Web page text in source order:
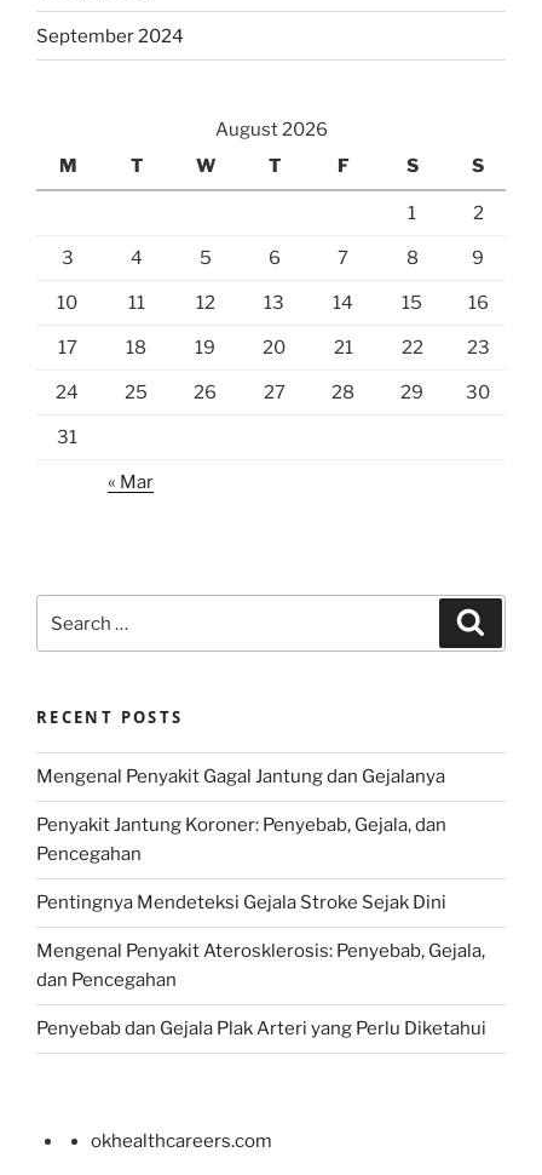
September 2024
August 2026
M
T W T F S S
1 2
3 4 5 6 7 8 9
10 11 12 13 14 15 16
17 18 19 20 21 22 23
24 25 26 27 28 29 30
31
« Mar
for:
RECENT POSTS
Mengenal Penyakit Gagal Jantung dan Gejalanya
Penyakit Jantung Koroner: Penyebab, Gejala, dan
Pencegahan
Pentingnya Mendeteksi Gejala Stroke Sejak Dini
Mengenal Penyakit Aterosklerosis: Penyebab, Gejala,
dan Pencegahan
Penyebab dan Gejala Plak Arteri yang Perlu Diketahui
okhealthcareers.com